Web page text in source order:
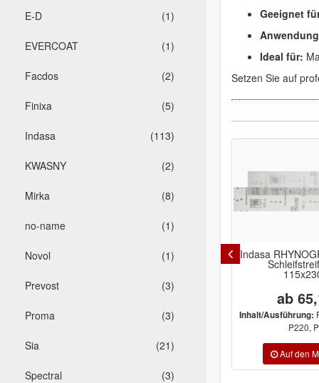
(1)
E-D
(1)
EVERCOAT
(2)
Facdos
(5)
Finixa
(113)
Indasa
(2)
KWASNY
(8)
Mirka
(1)
no-name
(1)
Novol
(3)
Prevost
(3)
Proma
(21)
Sia
(3)
Spectral
Geeignet
Ideal für:
Setzen Sie auf
Indasa RHYNOGRIP Mesh Line
Schleifstreifen Netz
ab 65,19 €
Inhalt/Ausführung:
P80, P120, P180,
Ø150
Inhalt/